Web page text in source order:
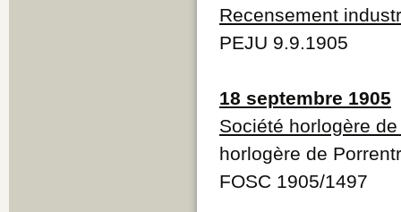
Recensement
PEJU 9.9.1905
18 septembre 1905
Société horlogère
horlogère de
FOSC 1905/1497